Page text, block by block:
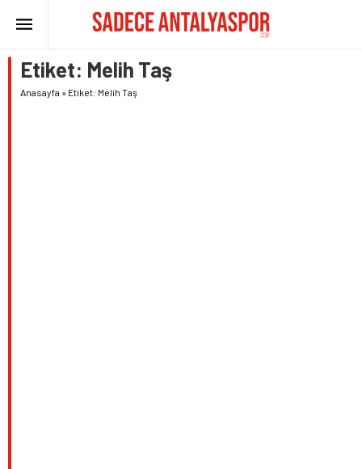
Etiket: Melih Taş
Anasayfa » Etiket: Melih Taş